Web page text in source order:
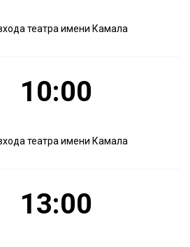
театра имени Камала
10:00
театра имени Камала
13:00